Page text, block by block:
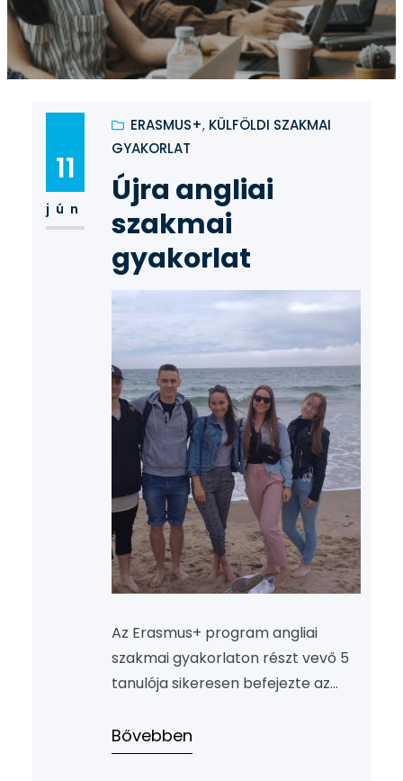
11
jún
ERASMUS+, KÜLFÖLDI SZAKMAI
GYAKORLAT
Újra angliai
szakmai
gyakorlat
Az Erasmus+ program angliai
szakmai gyakorlaton részt vevő 5
tanulója sikeresen befejezte az
gyakorlati felkészítést, és június 1-
jén elérkezett a nagy nap:
Bővebben